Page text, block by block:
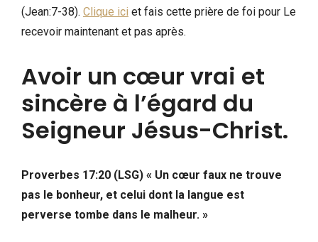
(Jean:7-38). Clique ici et fais cette prière de foi pour Le
recevoir maintenant et pas après.
Avoir un cœur vrai et
sincère à l’égard du
Seigneur Jésus-Christ.
Proverbes 17:20 (LSG) « Un cœur faux ne trouve
pas le bonheur, et celui dont la langue est
perverse tombe dans le malheur. »